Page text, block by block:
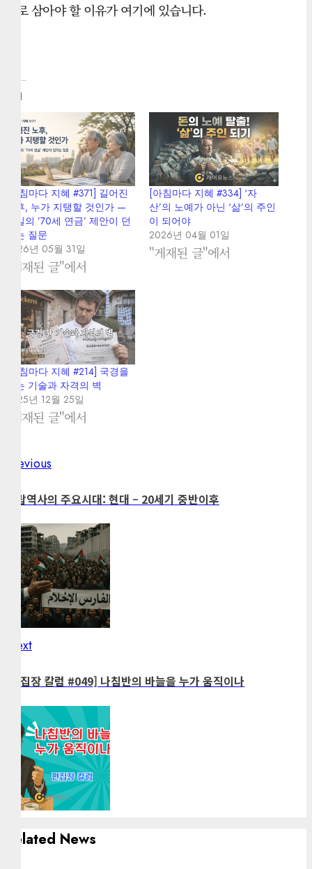
으로 삼아야 할 이유가 여기에 있습니다.
관련
[아침마다 지혜 #371] 길어진
노후, 누가 지탱할 것인가 —
독일의 ’70세 연금’ 제안이 던
지는 질문
2026년 05월 31일
"게재된 글"에서
[아침마다 지혜 #334] ‘자
산’의 노예가 아닌 ‘삶’의 주인
이 되어야
2026년 04월 01일
"게재된 글"에서
[아침마다 지혜 #214] 국경을
넘는 기술과 자격의 벽
2025년 12월 25일
"게재된 글"에서
Post
navigation
Previous
아랍역사의 주요시대: 현대 – 20세기 중반이후
NextNext
[편집장 칼럼 #049] 나침반의 바늘을 누가 움직이나
Related News